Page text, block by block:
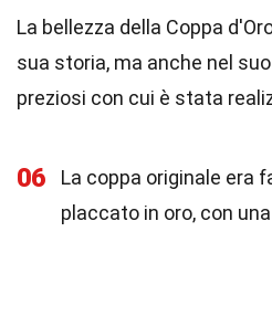
La bellezza della Coppa
sua storia, ma anche nel
preziosi con cui è stata
06
La coppa originale era
placcato in oro, con